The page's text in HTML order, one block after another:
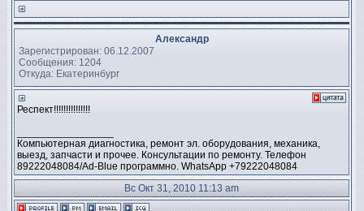
Александр
Зарегистрирован: 06.12.2007
Сообщения: 1204
Откуда: Екатеринбург
Респект!!!!!!!!!!!!!!!
Компьютерная диагностика, ремонт эл. оборудования, механика,
выезд, запчасти и прочее. Консультации по ремонту. Телефон
89222048084/Ad-Blue программно. WhatsApp +79222048084
Вс Окт 31, 2010 11:13 am